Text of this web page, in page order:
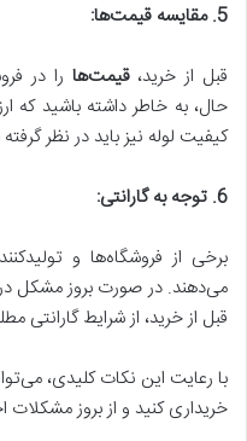
5. مقایسه قیمت‌ها:
قبل از خرید،قیمت‌ها را در
حال، به خاطر داشته باشید که
کیفیت لوله نیز باید در نظر
6. توجه به گارانتی:
برخی از فروشگاه‌ها و
می‌دهند. در صورت بروز مشکل در
قبل از خرید، از شرایط گارانتی
با رعایت این نکات کلیدی،
خریداری کنید و از بروز مشکلات